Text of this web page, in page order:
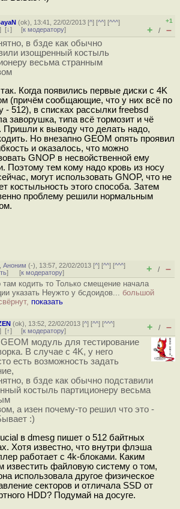
(ok), 13:41, 22/02/2013 [^] [^^] [^^^]
] [↓] [к модератору]
+1
+ / –
в бзде как обычно
изощренный костыль
весьма странным
Когда появились первые диски с 4K
(причём сообщающие, что у них всё по
- 512), в списках рассылки freebsd
заворушка, типа всё тормозит и чё
Пришли к выводу что делать надо,
Но внезапно GEOM опять проявил
и оказалось, что можно
GNOP в несвойственной ему
Поэтому тем кому надо кровь из носу
могут использовать GNOP, что не
костыльность этого способа. Затем
проблему решили нормальным
,Аноним (-), 13:57, 22/02/2013 [^] [^^] [^^^]
] [к модератору] + / –
там кодить то Только смещение начала
указать Неужто у бсдоидов... большой
показать
(ok), 13:52, 22/02/2013 [^] [^^] [^^^]
] [↑] [к модератору] + / –
модуль для тестирование
В случае с 4K, у него
есть возможность задать
в бзде как обычно подставили
костыль партиционеру весьма
а изен почему-то решил что это -
:)
в dmesg пишет о 512 байтных
Хотя известно, что внутри флэша
работает с 4k-блоками. Каким
известить файловую систему о том,
использовала другое физическое
секторов и отличала SSD от
HDD? Подумай на досуге.